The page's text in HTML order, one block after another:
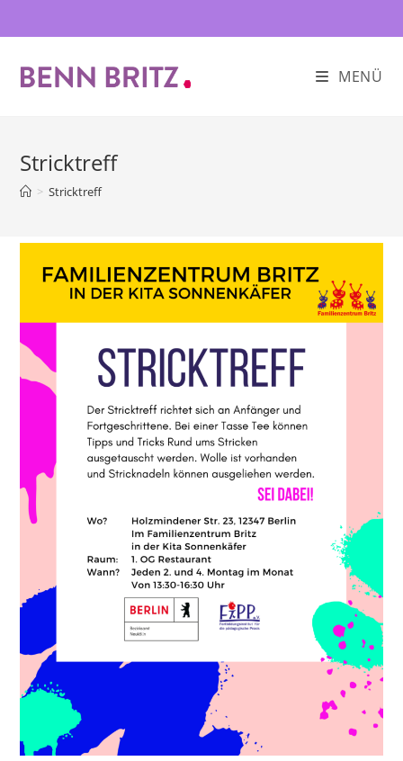
Inhalt
MENÜ
Stricktreff
> Stricktreff